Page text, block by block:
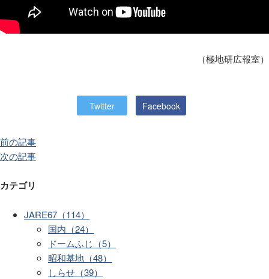
（極地研広報室）
Twitter Facebook
前の記事
次の記事
カテゴリ
JARE67（114）
国内（24）
ドームふじ（5）
昭和基地（48）
しらせ（39）